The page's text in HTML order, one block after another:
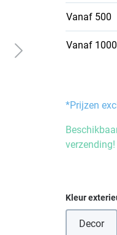
Vanaf 500
Vanaf 1000
*Prijzen
verzending!
Selecteer
Kleur
Decor
(Deze